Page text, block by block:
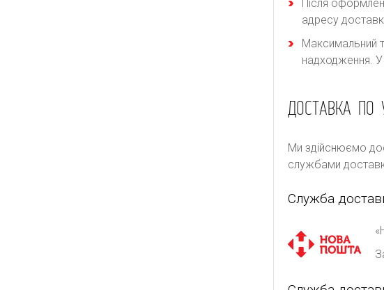
Після
адресу
Максимальний
надходження.
ДОСТАВКА ПО
Ми здійснюємо
службами
Служба